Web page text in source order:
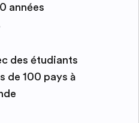
années
des étudiants
de 100 pays à